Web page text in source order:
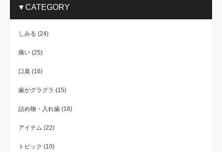
▼CATEGORY
しみる (24)
痛い (25)
口臭 (16)
歯がグラグラ (15)
詰め物・入れ歯 (18)
アイテム (22)
トピック (10)